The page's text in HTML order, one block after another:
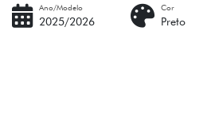
Ano/Modelo
2025/2026
Cor
Preto